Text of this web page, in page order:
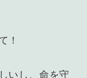
！
いし、命を守